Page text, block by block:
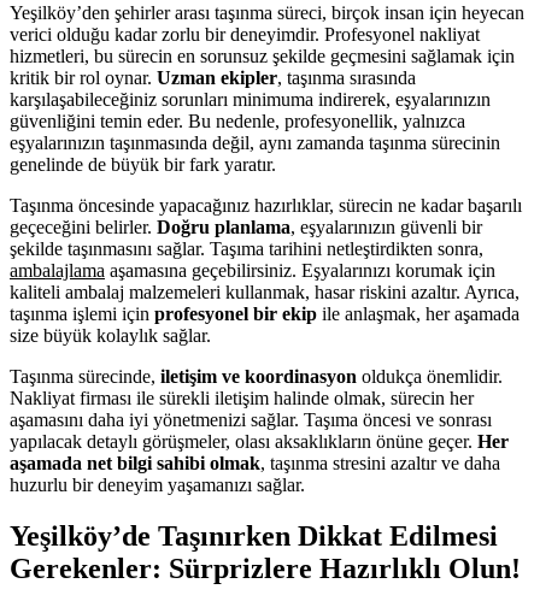
Yeşilköy’den şehirler arası taşınma süreci, birçok insan için heyecan
verici olduğu kadar zorlu bir deneyimdir. Profesyonel nakliyat
hizmetleri, bu sürecin en sorunsuz şekilde geçmesini sağlamak için
kritik bir rol oynar. Uzman ekipler, taşınma sırasında
karşılaşabileceğiniz sorunları minimuma indirerek, eşyalarınızın
güvenliğini temin eder. Bu nedenle, profesyonellik, yalnızca
eşyalarınızın taşınmasında değil, aynı zamanda taşınma sürecinin
genelinde de büyük bir fark yaratır.
Taşınma öncesinde yapacağınız hazırlıklar, sürecin ne kadar başarılı
geçeceğini belirler. Doğru planlama, eşyalarınızın güvenli bir
şekilde taşınmasını sağlar. Taşıma tarihini netleştirdikten sonra,
ambalajlama aşamasına geçebilirsiniz. Eşyalarınızı korumak için
kaliteli ambalaj malzemeleri kullanmak, hasar riskini azaltır. Ayrıca,
taşınma işlemi için profesyonel bir ekip ile anlaşmak, her aşamada
size büyük kolaylık sağlar.
Taşınma sürecinde, iletişim ve koordinasyon oldukça önemlidir.
Nakliyat firması ile sürekli iletişim halinde olmak, sürecin her
aşamasını daha iyi yönetmenizi sağlar. Taşıma öncesi ve sonrası
yapılacak detaylı görüşmeler, olası aksaklıkların önüne geçer. Her
aşamada net bilgi sahibi olmak, taşınma stresini azaltır ve daha
huzurlu bir deneyim yaşamanızı sağlar.
Yeşilköy’de Taşınırken Dikkat Edilmesi
Gerekenler: Sürprizlere Hazırlıklı Olun!